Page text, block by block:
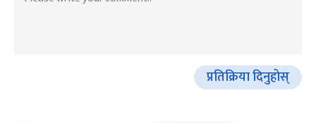
प्रतिक्रिया दिनुहोस्